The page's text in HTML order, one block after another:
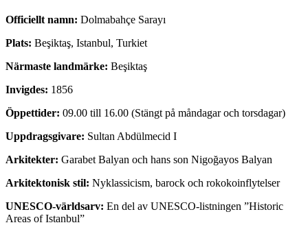
Officiellt namn: Dolmabahçe Sarayı
Plats: Beşiktaş, Istanbul, Turkiet
Närmaste landmärke: Beşiktaş
Invigdes: 1856
Öppettider: 09.00 till 16.00 (Stängt på måndagar och torsdagar)
Uppdragsgivare: Sultan Abdülmecid I
Arkitekter: Garabet Balyan och hans son Nigoğayos Balyan
Arkitektonisk stil: Nyklassicism, barock och rokokoinflytelser
UNESCO-världsarv: En del av UNESCO-listningen ”Historic
Areas of Istanbul”